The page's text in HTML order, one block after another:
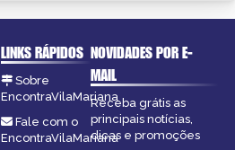
LINKS RÁPIDOS
Sobre
EncontraVilaMariana
Fale com o
EncontraVilaMariana
NOVIDADES POR E-
MAIL
Receba grátis as
principais notícias,
dicas e promoções